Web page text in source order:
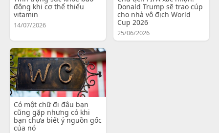
động khi cơ thể thiếu
vitamin
14/07/2026
Donald Trump sẽ trao cúp
cho nhà vô địch World
Cup 2026
25/06/2026
Có một chữ đi đâu bạn
cũng gặp nhưng có khi
bạn chưa biết ý nguồn gốc
của nó